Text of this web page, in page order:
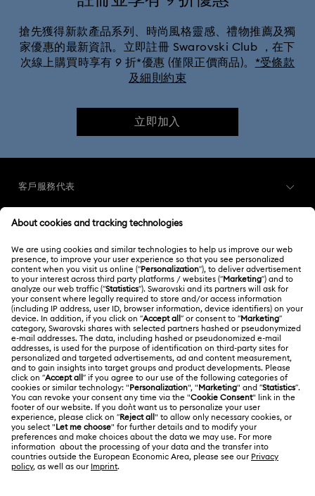
Dextera 產品系列 Disney Classics 系列
Dulcis 產品系列 Florere 產品系列 Gema產品系列
Idyllia Lilia 系列
Lucent 產品系列 Luna 產品系列
Matrix Vittore 系列 Matrix 產品系列
Mesmera 產品系列 Millenia 產品系列
Minecraft 人偶與裝飾品 Numina 系列
Orbita 產品系列 Signum 產品系列 Stilla 系列
Sublima Collection Swarovski Classica
Symbolica Collection Una Angelic 產品系列
搶先獲得新款產品系列、時尚風格靈感、禮物推薦及獨
家優惠的最新資訊。立即註冊 Swarovski Club ，在下
次線上購買時享有 9 折*優惠 (僅限正價商品)。 *受條款
及細則約束
立即加入
客戶服務代表
客戶服務概述
訂購狀況
禮品卡餘額
運送
退貨和換貨
聯絡我們
尺寸標示
搜尋各地店舖
會員
註冊
Swarovski Club
Swarovski Crystal Society (SCS)
關於我們
關於 Swarovski
工作與職業
Alumni Community
適用於專業人士
法律條款
使用條款
條款和條件
私隱
香港特別行政區
繁體中文
English